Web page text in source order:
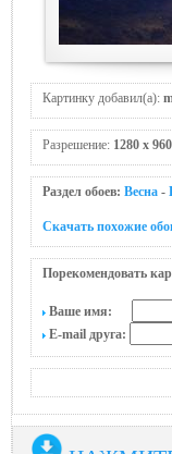
Картинку добавил(а):
Разрешение: 1280 x 960
Раздел обоев: Весна -
Скачать похожие
Порекомендовать
Ваше имя:
E-mail друга: